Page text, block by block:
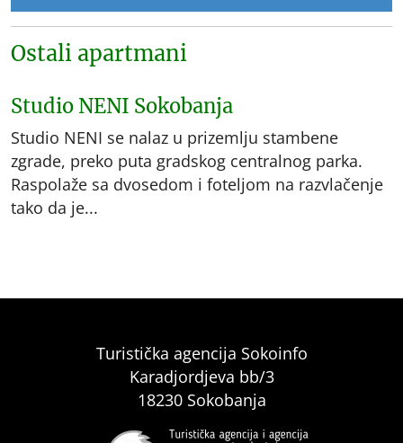
Ostali apartmani
Studio NENI Sokobanja
Studio NENI se nalaz u prizemlju stambene
zgrade, preko puta gradskog centralnog parka.
Raspolaže sa dvosedom i foteljom na razvlačenje
tako da je...
Turistička agencija Sokoinfo
Karadjordjeva bb/3
18230 Sokobanja